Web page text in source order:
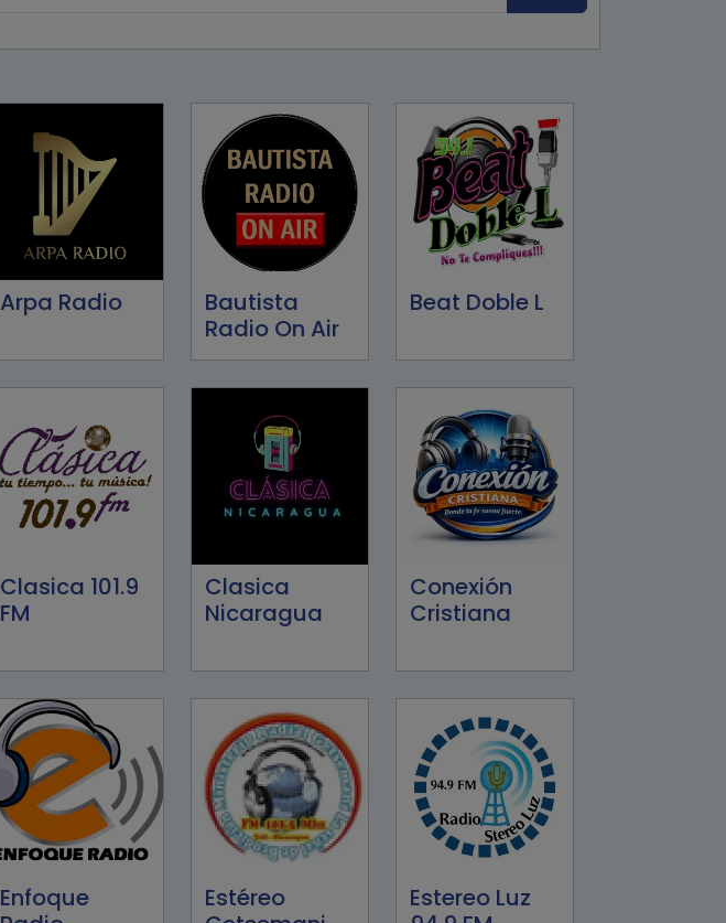
Arpa Radio
Bautista
Radio On Air
Beat Doble L
Clasica 101.9
FM
Clasica
Nicaragua
Conexión
Cristiana
Enfoque
Estéreo
Estereo Luz